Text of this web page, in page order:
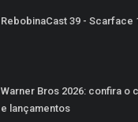
RebobinaCast 39 - Scarface
Warner Bros 2026: confira o
e lançamentos